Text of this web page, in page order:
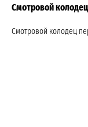
Смотровой
Смотровой колодец